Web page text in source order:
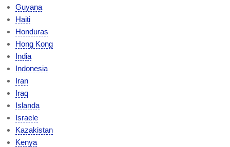
Guyana
Haiti
Honduras
Hong Kong
India
Indonesia
Iran
Iraq
Islanda
Israele
Kazakistan
Kenya